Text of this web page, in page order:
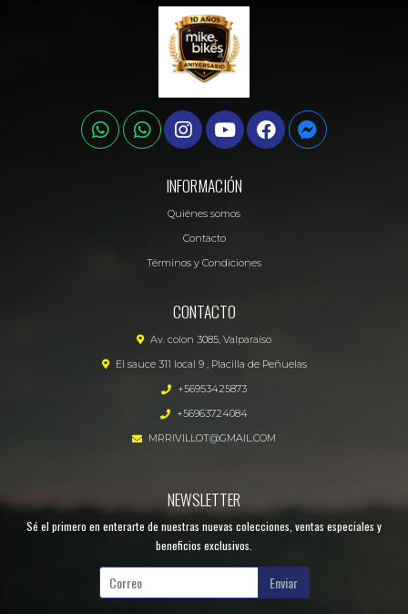
INFORMACIÓN
Quiénes somos
Contacto
Términos y Condiciones
CONTACTO
Av. colon 3085, Valparaíso
El sauce 311 local 9 , Placilla de Peñuelas
+56953425873
+56963724084
MRRIVILLOT@GMAIL.COM
NEWSLETTER
Sé el primero en enterarte de nuestras nuevas colecciones, ventas especiales y
beneficios exclusivos.
Enviar